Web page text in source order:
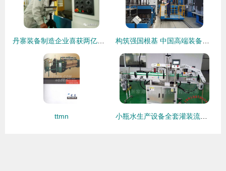
丹寨装备制造企业喜获两亿元订单，以优异成绩迎接新年 构筑强国根基 中国高端装备制造业的创新发展路径
ttmn 小瓶水生产设备全套灌装流水线工艺流程解析